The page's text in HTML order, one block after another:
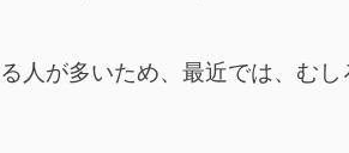
人が多いため、最近では、む